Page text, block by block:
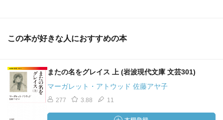
この本が好きな人におすすめの本
またの名をグレイス 上 (岩波現代文庫 文芸301)
マーガレット・アトウッド 佐藤アヤ子
277 3.88 11